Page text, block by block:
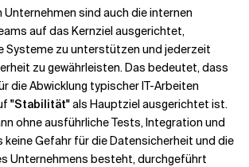
Unternehmen sind auch die internen
auf das Kernziel ausgerichtet,
Systeme zu unterstützen und jederzeit
zu gewährleisten. Das bedeutet, dass
die Abwicklung typischer IT-Arbeiten
"Stabilität"als Hauptziel ausgerichtet ist.
ohne ausführliche Tests, Integration und
keine Gefahr für die Datensicherheit und die
Unternehmens besteht, durchgeführt